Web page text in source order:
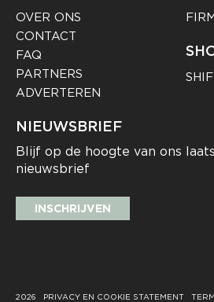
OVER ONS
CONTACT
FAQ
PARTNERS
ADVERTEREN
NIEUWSBRIEF
Blijf op de hoogte van ons
nieuwsbrief
INSCHRIJVEN
2026 PRIVACY EN COOKIE STATEMENT